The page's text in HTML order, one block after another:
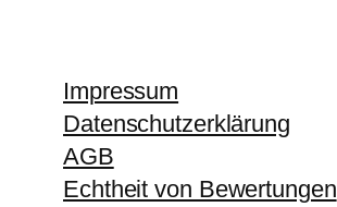
Impressum
Datenschutzerklärung
AGB
Echtheit von Bewertungen